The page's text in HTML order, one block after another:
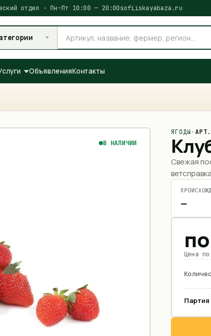
отдел · Пн–Пт 10:00 — 20:00sofiiskayabaza.ru
ОбъявленияКонтакты
В НАЛИЧИИ
ЯГОДЫ ·
Свежая
—
Цена
Партия